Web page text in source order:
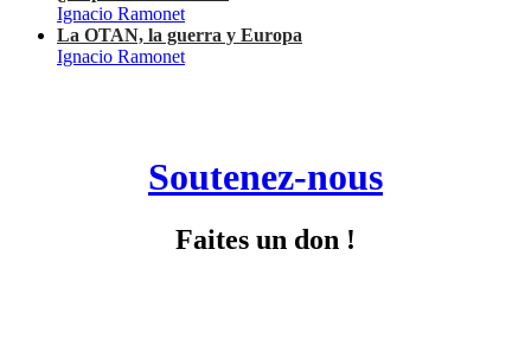
Ignacio Ramonet
La OTAN, la guerra y Europa
Ignacio Ramonet
Soutenez-nous
Faites un don !